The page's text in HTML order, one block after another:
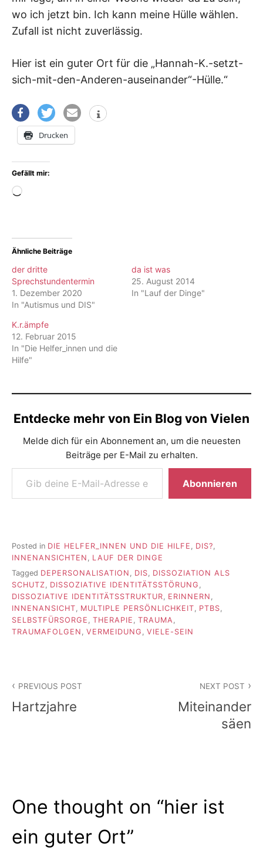
wo ich jetzt bin. Ich kann meine Hülle wählen.
Zufall ist nicht zuverlässig.
Hier ist ein guter Ort für die „Hannah-K.-setzt-
sich-mit-den-Anderen-auseinander“-Hülle.“
Drucken
Gefällt mir:
Wird
Ähnliche Beiträge
der dritte
Sprechstundentermin
1. Dezember 2020
In "Autismus und DIS"
da ist was
25. August 2014
In "Lauf der Dinge"
K.r.ämpfe
12. Februar 2015
In "Die Helfer_innen und die
Hilfe"
Entdecke mehr von Ein Blog von Vielen
Melde dich für ein Abonnement an, um die neuesten
Beiträge per E-Mail zu erhalten.
Gib deine E-Mail-Adresse ein ...
Abonnieren
Posted in DIE HELFER_INNEN UND DIE HILFE DIS?
INNENANSICHTEN
LAUF DER DINGE
Tagged DEPERSONALISATION , DIS, DISSOZIATION ALS
SCHUTZ, DISSOZIATIVE IDENTITÄTSSTÖRUNG ,
DISSOZIATIVE IDENTITÄTSSTRUKTUR, ERINNERN ,
INNENANSICHT, MULTIPLE PERSÖNLICHKEIT, PTBS,
SELBSTFÜRSORGE , THERAPIE , TRAUMA,
TRAUMAFOLGEN , VERMEIDUNG , VIELE-SEIN
PREVIOUS POST
Hartzjahre
NEXT POST
Miteinander
säen
One thought on “hier ist
ein guter Ort”